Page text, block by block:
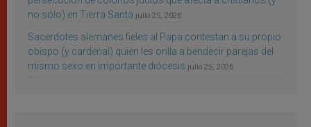
no sólo) en Tierra Santa julio 25, 2026
Sacerdotes alemanes fieles al Papa contestan a su propio
obispo (y cardenal) quien les orilla a bendecir parejas del
mismo sexo en importante diócesis julio 25, 2026